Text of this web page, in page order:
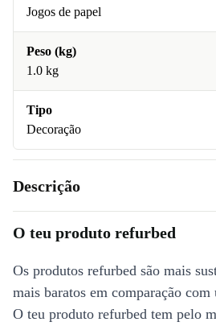
Jogos de papel
Peso (kg)
1.0 kg
Tipo
Decoração
Descrição
O teu produto refurbed
Os produtos refurbed são mais
mais baratos em comparação
O teu produto refurbed tem pelo